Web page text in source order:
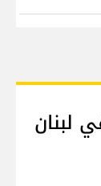
لبنان